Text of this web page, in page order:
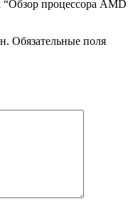
“Обзор процессора AMD
Обязательные поля